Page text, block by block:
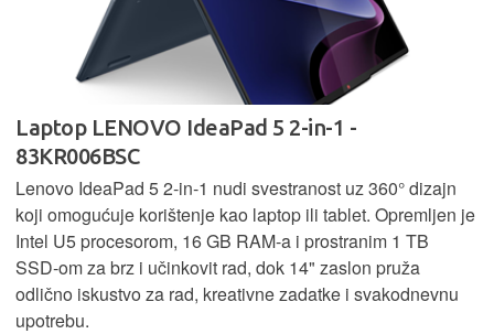
Laptop LENOVO IdeaPad 5 2-in-1 -
83KR006BSC
Lenovo IdeaPad 5 2‑in‑1 nudi svestranost uz 360° dizajn
koji omogućuje korištenje kao laptop ili tablet. Opremljen je
Intel U5 procesorom, 16 GB RAM-a i prostranim 1 TB
SSD‑om za brz i učinkovit rad, dok 14" zaslon pruža
odlično iskustvo za rad, kreativne zadatke i svakodnevnu
upotrebu.